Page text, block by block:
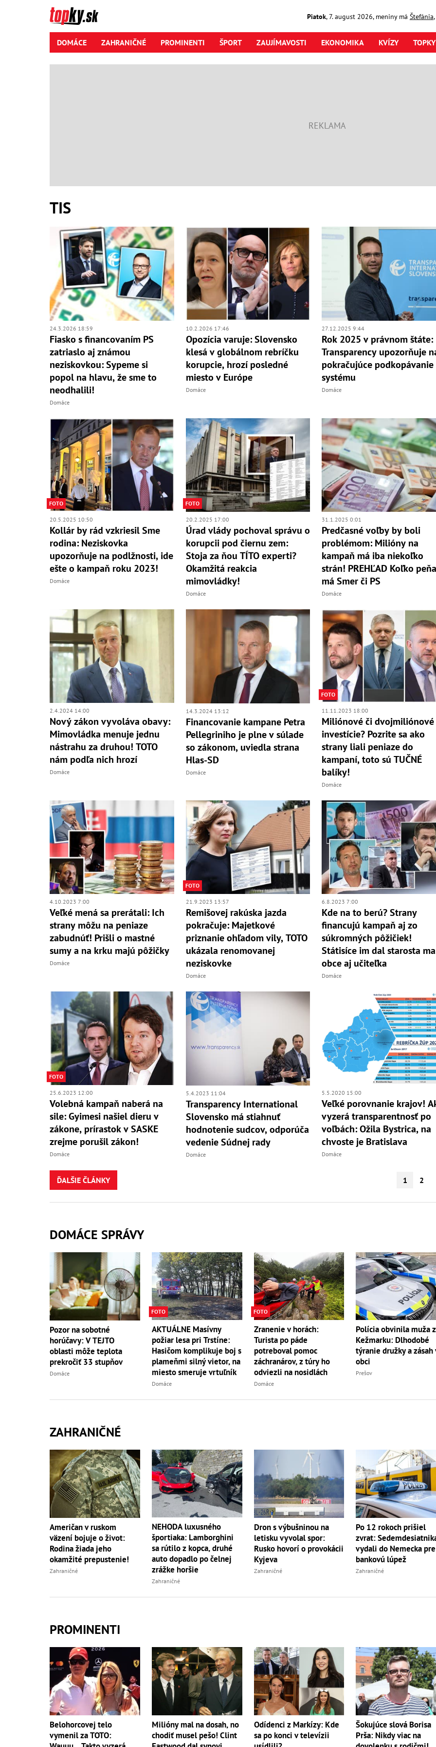
Piatok,7. august2026, meniny má Štefánia
DOMÁCE ZAHRANIČNÉ PROMINENTI ŠPORT ZAUJÍMAVOSTI EKONOMIKA KVÍZY
TIS
24.3.2026 18:59
Fiasko s financovaním PS
zatriaslo aj známou
neziskovkou: Sypeme si
popol na hlavu, že sme to
neodhalili!
Domáce
10.2.2026 17:46
Opozícia varuje: Slovensko
klesá v globálnom rebríčku
korupcie, hrozí posledné
miesto v Európe
Domáce
27.12.2025 9:44
Rok 2025 v právnom štáte:
Transparency upozorňuje
pokračujúce podkopávanie
systému
Domáce
FOTO
20.5.2025 10:50
Kollár by rád vzkriesil Sme
rodina: Neziskovka
upozorňuje na podlžnosti, ide
ešte o kampaň roku 2023!
Domáce
FOTO
20.2.2025 17:00
Úrad vlády pochoval správu o
korupcii pod čiernu zem:
Stoja za ňou TÍTO experti?
Okamžitá reakcia
mimovládky!
Domáce
31.1.2025 0:01
Predčasné voľby by boli
problémom: Milióny na
kampaň má iba niekoľko
strán! PREHĽAD Koľko
má Smer či PS
Domáce
2.4.2024 14:00
Nový zákon vyvoláva obavy:
Mimovládka menuje jednu
nástrahu za druhou! TOTO
nám podľa nich hrozí
Domáce
14.3.2024 13:12
Financovanie kampane Petra
Pellegriniho je plne v súlade
so zákonom, uviedla strana
Hlas-SD
Domáce
FOTO
11.11.2023 18:00
Miliónové či dvojmiliónové
investície? Pozrite sa ako
strany liali peniaze do
kampaní, toto sú TUČNÉ
balíky!
Domáce
4.10.2023 7:00
Veľké mená sa prerátali: Ich
strany môžu na peniaze
zabudnúť! Prišli o mastné
sumy a na krku majú pôžičky
Domáce
FOTO
21.9.2023 13:57
Remišovej rakúska jazda
pokračuje: Majetkové
priznanie ohľadom vily, TOTO
ukázala renomovanej
neziskovke
Domáce
6.8.2023 7:00
Kde na to berú? Strany
financujú kampaň aj zo
súkromných pôžičiek!
Státisíce im dal starosta
obce aj učiteľka
Domáce
FOTO
25.6.2023 12:00
Volebná kampaň naberá na
sile: Gyimesi našiel dieru v
zákone, prírastok v SASKE
zrejme porušil zákon!
Domáce
5.4.2023 11:04
Transparency International
Slovensko má stiahnuť
hodnotenie sudcov, odporúča
vedenie Súdnej rady
Domáce
5.5.2020 15:00
Veľké porovnanie krajov!
vyzerá transparentnosť po
voľbách: Ožila Bystrica, na
chvoste je Bratislava
Domáce
ĎALŠIE ČLÁNKY 1 2
DOMÁCE SPRÁVY
Pozor na sobotné
horúčavy: V TEJTO
oblasti môže teplota
prekročiť 33 stupňov
Domáce
FOTO
AKTUÁLNE Masívny
požiar lesa pri Trstíne:
Hasičom komplikuje boj s
plameňmi silný vietor, na
miesto smeruje vrtuľník
Domáce
FOTO
Zranenie v horách:
Turista po páde
potreboval pomoc
záchranárov, z túry ho
odviezli na nosidlách
Domáce
Polícia obvinila muža z
Kežmarku: Dlhodobé
týranie družky a zásah
obci
Prešov
ZAHRANIČNÉ
Američan v ruskom
väzení bojuje o život:
Rodina žiada jeho
okamžité prepustenie!
Zahraničné
NEHODA luxusného
športiaka: Lamborghini
sa rútilo z kopca, druhé
auto dopadlo po čelnej
zrážke horšie
Zahraničné
Dron s výbušninou na
letisku vyvolal spor:
Rusko hovorí o provokácii
Kyjeva
Zahraničné
Po 12 rokoch prišiel
zvrat:
vydali do Nemecka pre
bankovú lúpež
Zahraničné
PROMINENTI
Belohorcovej telo
vymenil za TOTO:
Milióny mal na dosah, no
chodiť musel pešo! Clint
Odídenci z Markízy: Kde
sa po konci v televízii
Šokujúce slová Borisa
Prša: Nikdy viac na